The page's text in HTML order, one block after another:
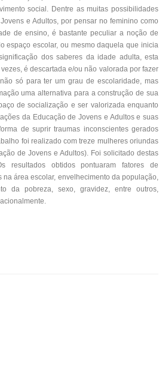
social. Dentre as muitas possibilidades
e Adultos, por pensar no feminino como
de ensino, é bastante peculiar a noção de
espaço escolar, ou mesmo daquela que inicia
dos saberes da idade adulta, esta
é descartada e/ou não valorada por fazer
só para ter um grau de escolaridade, mas
uma alternativa para a construção de sua
de socialização e ser valorizada enquanto
da Educação de Jovens e Adultos e suas
de suprir traumas inconscientes gerados
foi realizado com treze mulheres oriundas
de Jovens e Adultos). Foi solicitado destas
resultados obtidos pontuaram fatores de
área escolar, envelhecimento da população,
da pobreza, sexo, gravidez, entre outros,